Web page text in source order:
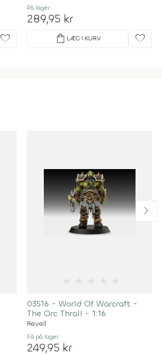
favorite
På lager
289,95 kr
shopping_bag LÆG I KURV favorite
03516 - World Of Warcraft -
The Orc Thrall - 1:16
Revell
Få på lager
249,95 kr